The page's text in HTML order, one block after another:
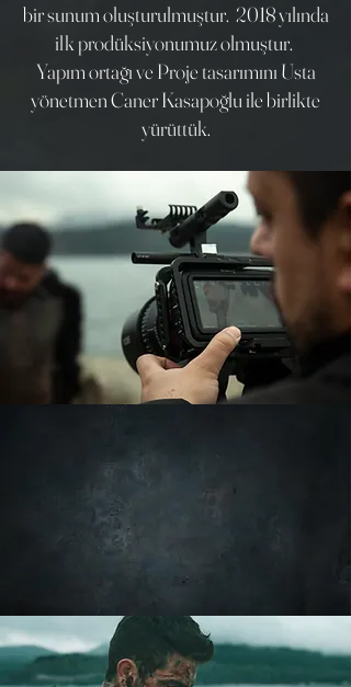
bir sunum oluşturulmuştur. 2018 yılında
ilk prodüksiyonumuz olmuştur.
Yapım ortağı ve Proje tasarımını Usta
yönetmen Caner Kasapoğlu ile birlikte
yürüttük.